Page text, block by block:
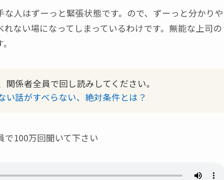
人はずーっと緊張状態です。ので、ずーっと分かりや
ない場になってしまっているわけです。無能な上司の
係者全員で回し読みしてください。
話がすべらない、絶対条件とは？
100万回聞いて下さい